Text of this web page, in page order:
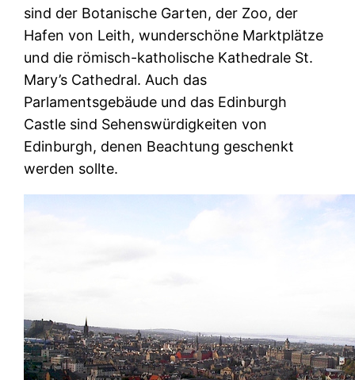
sind der Botanische Garten, der Zoo, der
Hafen von Leith, wunderschöne Marktplätze
und die römisch-katholische Kathedrale St.
Mary’s Cathedral. Auch das
Parlamentsgebäude und das Edinburgh
Castle sind Sehenswürdigkeiten von
Edinburgh, denen Beachtung geschenkt
werden sollte.